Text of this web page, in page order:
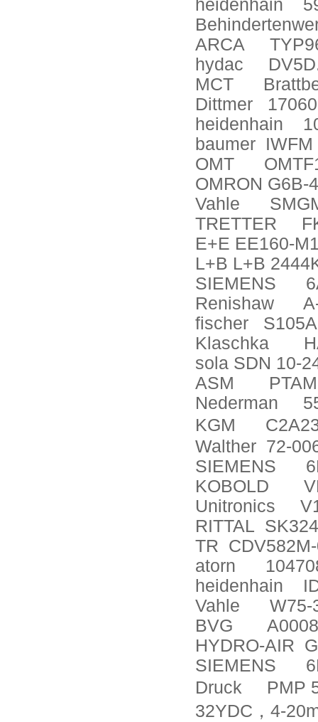
heidenhain
ARCA
hydac
MCT
Dittmer
heidenhain
baumer
OMT
OMRON G6B-
Vahle
TRETTER
E+E EE160-
L+B L+B
SIEMENS
Renishaw
fischer
Klaschka
sola SDN 10-
ASM
Nederman
KGM
Walther 72-
SIEMENS
KOBOLD
Unitronics
RITTAL
TR
atorn
heidenhain
Vahle
W75-
BVG
HYDRO-AIR
SIEMENS
Druck
PMP
32YDC ， 4-